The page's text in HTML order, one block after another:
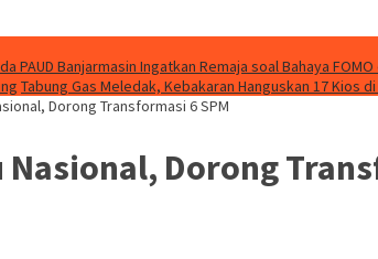
PAUD Banjarmasin Ingatkan Remaja soal Bahaya
Tabung Gas Meledak, Kebakaran Hanguskan 17 Kios di
Dorong Transformasi 6 SPM
Dorong